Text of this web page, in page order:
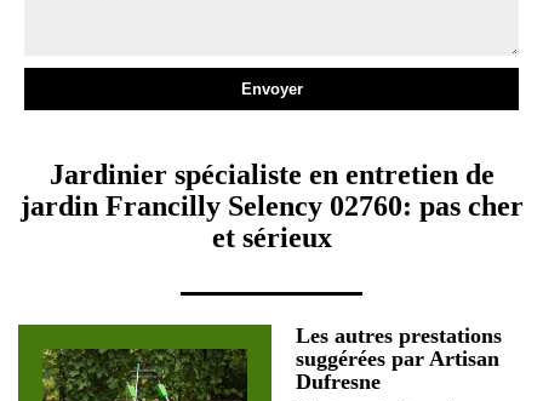
Jardinier spécialiste en entretien de
jardin Francilly Selency 02760: pas cher
et sérieux
Les autres prestations
suggérées par Artisan
Dufresne